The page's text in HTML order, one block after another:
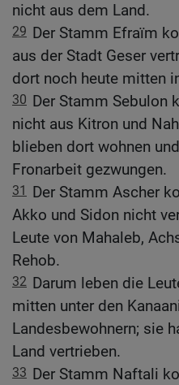
nicht aus dem Land.
29 Der Stamm Efraïm
aus der Stadt Geser
dort noch heute mitten
30 Der Stamm Sebulon
nicht aus Kitron und
blieben dort wohnen
Fronarbeit gezwungen.
31
Der Stamm Ascher
Akko und Sidon nicht
Leute von Mahaleb,
Rehob.
32 Darum leben die
mitten unter den
Landesbewohnern; sie
Land vertrieben.
33 Der Stamm Naftali